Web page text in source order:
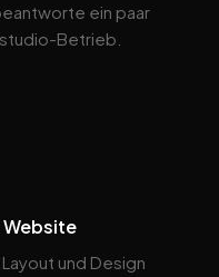
ein paar
Betrieb.
Website
und Design